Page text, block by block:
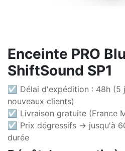
Enceinte PRO
ShiftSound SP1
☑ Délai d'expédition : 48h (5
nouveaux clients)
☑ Livraison gratuite (France
☑ Prix dégressifs -> jusqu'à
durée